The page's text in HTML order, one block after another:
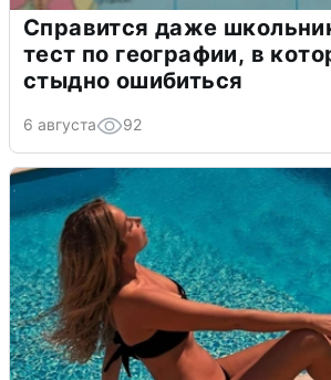
Справится даже
тест по географии, в
стыдно ошибиться
6 августа 92